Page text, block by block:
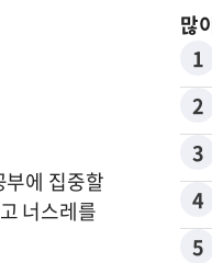
에 집중할
너스레를
많
1
2
3
4
5